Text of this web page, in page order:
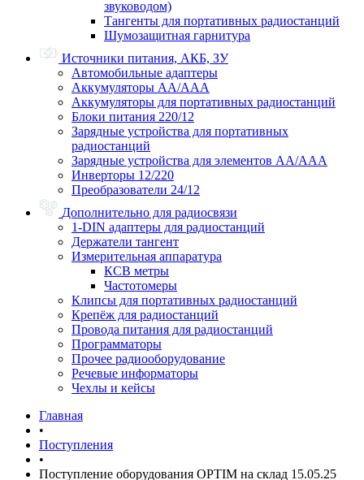
звуководом)
Тангенты для портативных радиостанций
Шумозащитная гарнитура
Источники питания, АКБ, ЗУ
Автомобильные адаптеры
Аккумуляторы АА/ААА
Аккумуляторы для портативных радиостанций
Блоки питания 220/12
Зарядные устройства для портативных
радиостанций
Зарядные устройства для элементов АА/ААА
Инверторы 12/220
Преобразователи 24/12
Дополнительно для радиосвязи
1-DIN адаптеры для радиостанций
Держатели тангент
Измерительная аппаратура
КСВ метры
Частотомеры
Клипсы для портативных радиостанций
Крепёж для радиостанций
Провода питания для радиостанций
Программаторы
Прочее радиооборудование
Речевые информаторы
Чехлы и кейсы
Главная
•
Поступления
•
Поступление оборудования OPTIM на склад 15.05.25